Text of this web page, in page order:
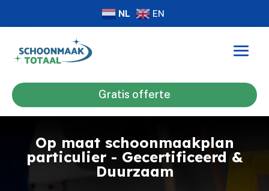
NL EN
Gratis offerte
Op maat schoonmaakplan
particulier - Gecertificeerd &
Duurzaam